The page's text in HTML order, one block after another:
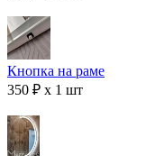
Кнопка на раме
350 ₽ x 1 шт